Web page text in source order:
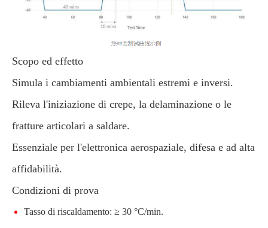
Scopo ed effetto
Simula i cambiamenti ambientali estremi e inversi.
Rileva l'iniziazione di crepe, la delaminazione o le
fratture articolari a saldare.
Essenziale per l'elettronica aerospaziale, difesa e ad alta
affidabilità.
Condizioni di prova
Tasso di riscaldamento: ≥ 30 °C/min.